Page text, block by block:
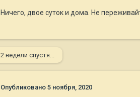
Ничего, двое суток и дома. Не
2 недели спустя...
Опубликовано 5 ноября, 2020